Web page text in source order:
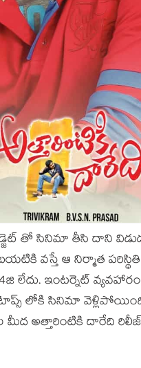
తో సినిమా తీసి దాని
వస్తే ఆ నిర్మాత
4జి లేదు. ఇంటర్నెట్
టాప్స్ లోకి సినిమా
అత్తారింటికి దారేది రిలీజ్